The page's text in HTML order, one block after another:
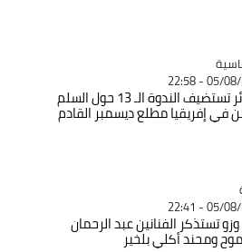
05/08/
الجزائر تستضيف الندوة الـ 13 حول السلم
في إفريقيا مطلع ديسمبر القادم
05/08/
تستذكر الفنانين عبد الرحمان
ومحند أكلي بلخير